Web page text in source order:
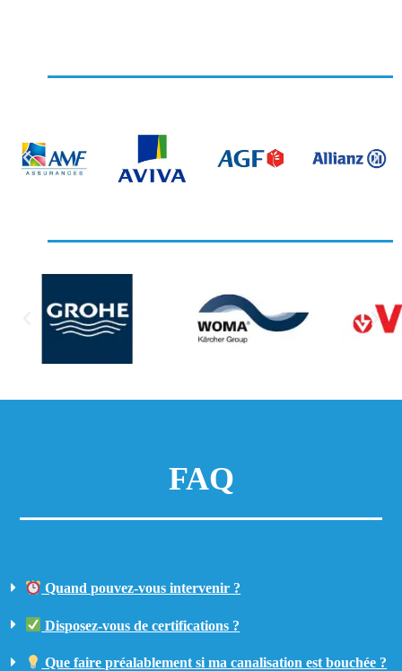
FAQ
Quand pouvez-vous intervenir ?
Disposez-vous de certifications ?
Que faire préalablement si ma canalisation est bouchée ?